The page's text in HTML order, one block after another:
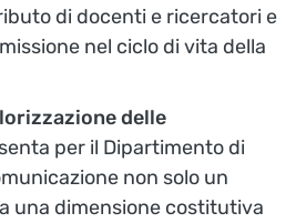
di docenti e ricercatori e
nel ciclo di vita della
delle
per il Dipartimento di
non solo un
una dimensione costitutiva